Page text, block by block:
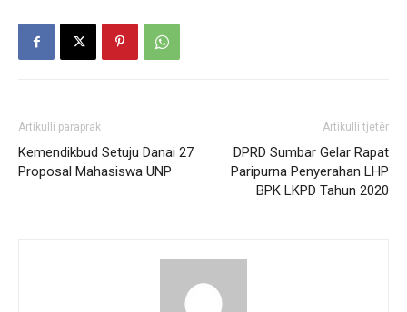
Artikulli paraprak
Kemendikbud Setuju Danai 27
Proposal Mahasiswa UNP
Artikulli tjetër
DPRD Sumbar Gelar Rapat
Paripurna Penyerahan LHP
BPK LKPD Tahun 2020